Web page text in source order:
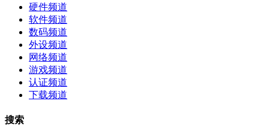
硬件频道
软件频道
数码频道
外设频道
网络频道
游戏频道
认证频道
下载频道
搜索